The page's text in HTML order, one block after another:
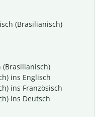
(Brasilianisch)
(Brasilianisch)
ins Englisch
ins Französisch
ins Deutsch